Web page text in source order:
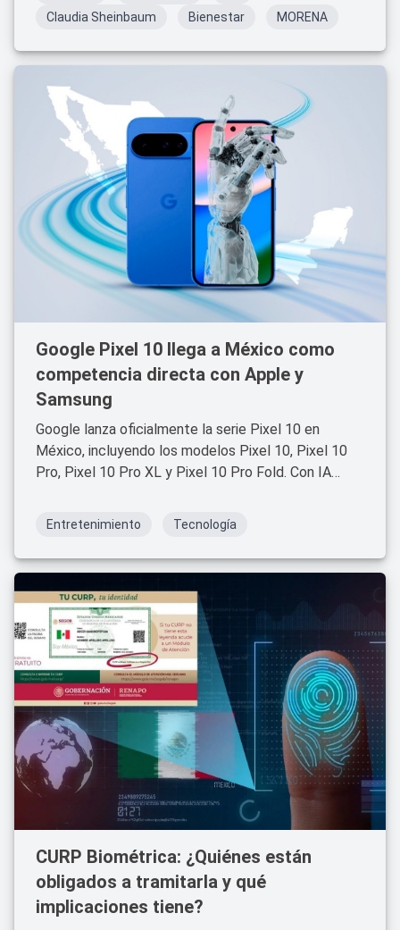
Claudia Sheinbaum
Bienestar MORENA
Google Pixel 10 llega a México como
competencia directa con Apple y
Samsung
Google lanza oficialmente la serie Pixel 10 en
México, incluyendo los modelos Pixel 10, Pixel 10
Pro, Pixel 10 Pro XL y Pixel 10 Pro Fold. Con IA
Tensor G5, la marca busca posicionarse en el
mercado premium latinoamericano.
Entretenimiento Tecnología
CURP Biométrica: ¿Quiénes están
obligados a tramitarla y qué
implicaciones tiene?